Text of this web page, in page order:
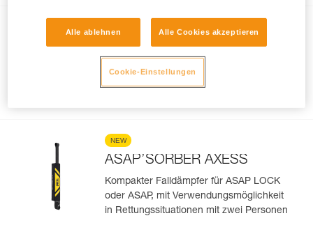
ASAP’SORBER
Kompakter Falldämpfer für ASAP oder
ASAP LOCK für die Verwendung mit einer
NEW
ASAP’SORBER AXESS
Kompakter Falldämpfer für ASAP LOCK
oder ASAP, mit Verwendungsmöglichkeit
in Rettungssituationen mit zwei Personen
Alle ablehnen Alle Cookies akzeptieren
Cookie-Einstellungen